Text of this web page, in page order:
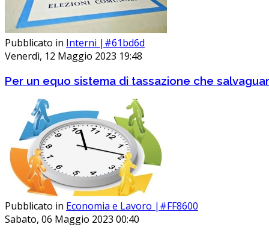
Pubblicato in Interni |#61bd6d
Venerdì, 12 Maggio 2023 19:48
Per un equo sistema di tassazione che
Pubblicato in Economia e Lavoro |#FF8600
Sabato, 06 Maggio 2023 00:40